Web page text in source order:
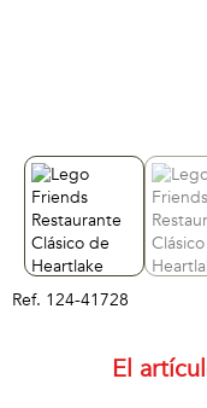
Ref. 124-41728
El